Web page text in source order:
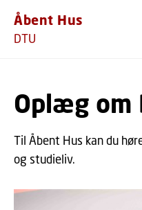
Åbent Hus
DTU
Oplæg om
Til Åbent Hus kan du
og studieliv.